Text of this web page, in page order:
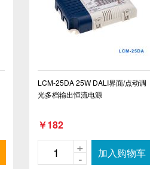
LCM-25DA 25W DALI界面/点动调
光多档输出恒流电源
￥182
-
+ 加入购物车